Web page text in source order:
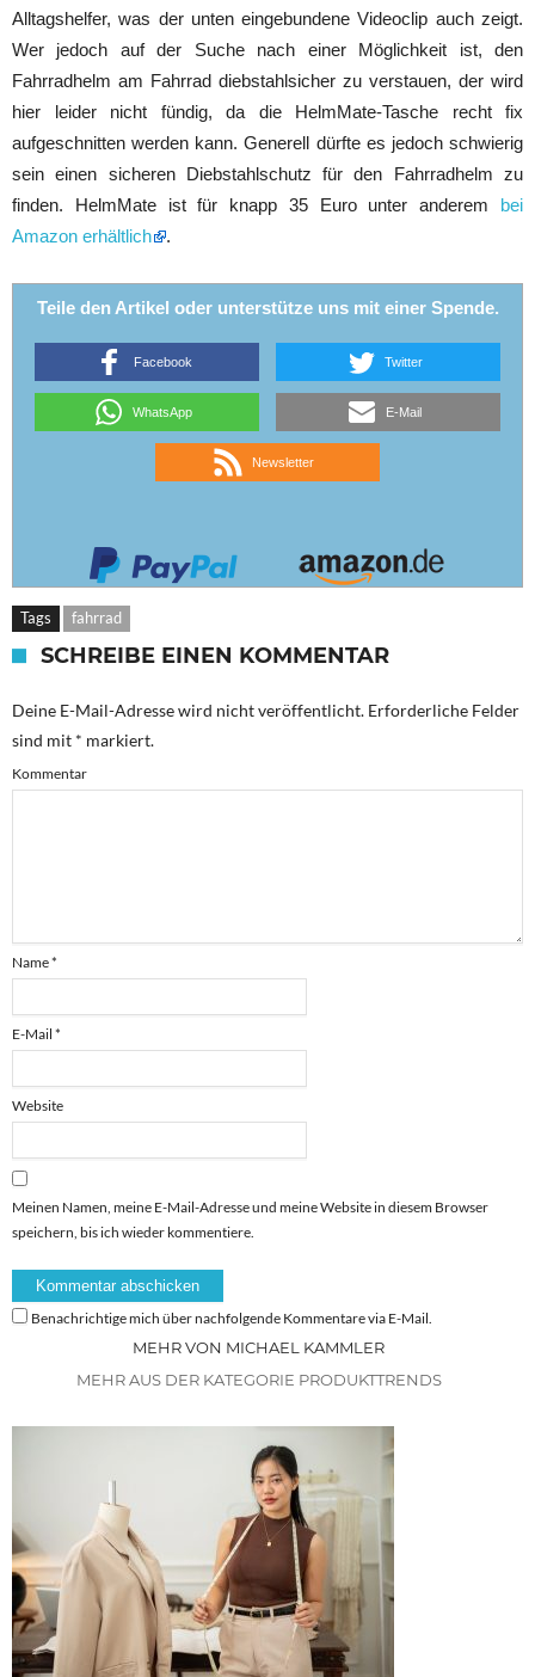
Alltagshelfer, was der unten eingebundene Videoclip auch zeigt.
Wer jedoch auf der Suche nach einer Möglichkeit ist, den
Fahrradhelm am Fahrrad diebstahlsicher zu verstauen, der wird
hier leider nicht fündig, da die HelmMate-Tasche recht fix
aufgeschnitten werden kann. Generell dürfte es jedoch schwierig
sein einen sicheren Diebstahlschutz für den Fahrradhelm zu
finden. HelmMate ist für knapp 35 Euro unter anderem bei
Amazon erhältlich
.
Teile den Artikel oder unterstütze uns mit einer Spende.
Facebook Twitter
WhatsApp E-Mail
Newsletter
Tags fahrrad
SCHREIBE EINEN KOMMENTAR
Deine E-Mail-Adresse wird nicht veröffentlicht. Erforderliche Felder
sind mit * markiert.
Kommentar
Name*
E-Mail *
Website
Meinen Namen, meine E-Mail-Adresse und meine Website in diesem Browser
speichern, bis ich wieder kommentiere.
Benachrichtige mich über nachfolgende Kommentare via E-Mail.
MEHR VON MICHAEL KAMMLER
MEHR AUS DER KATEGORIE PRODUKTTRENDS